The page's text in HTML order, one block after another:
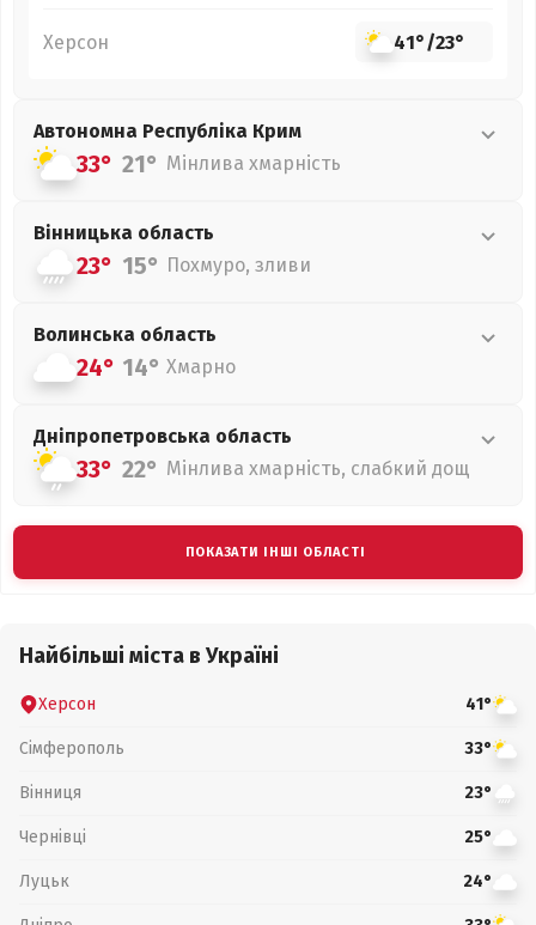
Херсон 41°/23°
Автономна Республіка Крим
33° 21° Мінлива хмарність
Вінницька область
23° 15° Похмуро, зливи
Волинська область
24° 14° Хмарно
Дніпропетровська область
33° 22° Мінлива хмарність, слабкий дощ
ПОКАЗАТИ ІНШІ ОБЛАСТІ
Найбільші міста в Україні
Херсон 41°
Сімферополь 33°
Вінниця 23°
Чернівці 25°
Луцьк 24°